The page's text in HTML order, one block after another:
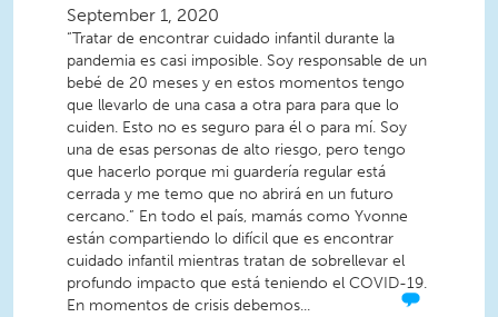
September 1, 2020
“Tratar de encontrar cuidado infantil durante la
pandemia es casi imposible. Soy responsable de un
bebé de 20 meses y en estos momentos tengo
que llevarlo de una casa a otra para para que lo
cuiden. Esto no es seguro para él o para mí. Soy
una de esas personas de alto riesgo, pero tengo
que hacerlo porque mi guardería regular está
cerrada y me temo que no abrirá en un futuro
cercano.” En todo el país, mamás como Yvonne
están compartiendo lo difícil que es encontrar
cuidado infantil mientras tratan de sobrellevar el
profundo impacto que está teniendo el COVID-19.
En momentos de crisis debemos...